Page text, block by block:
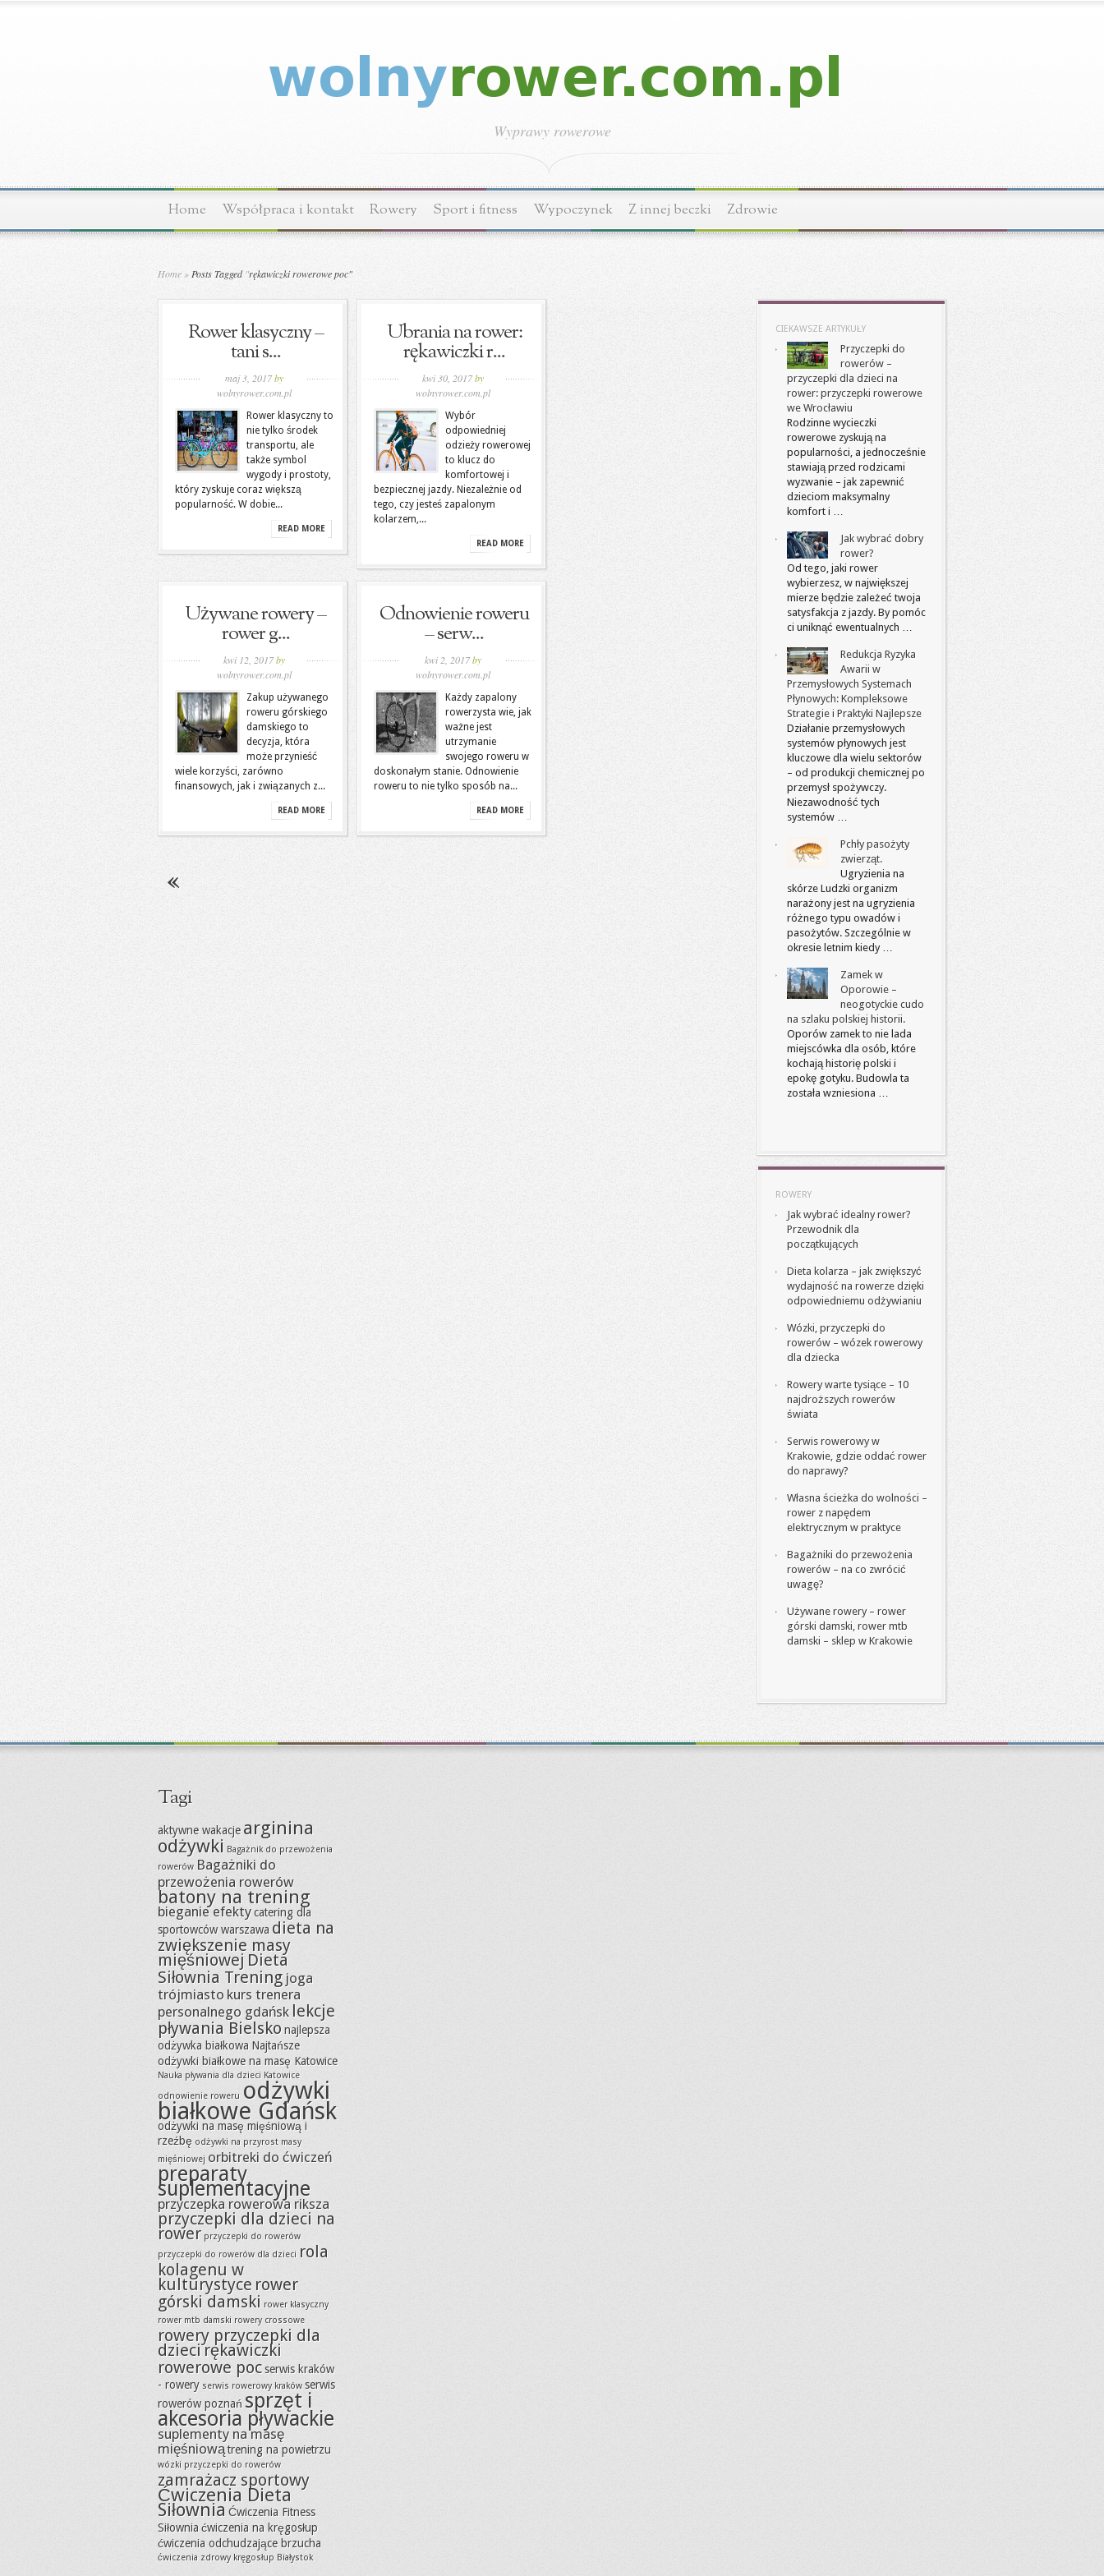
Wyprawy rowerowe
Home Współpraca i kontakt Rowery Sport i fitness Wypoczynek Z innej beczki Zdrowie
Home » Posts Tagged"rękawiczki rowerowe poc"
Rower klasyczny –
tani s...
maj 3, 2017by
wolnyrower.com.pl
Rower klasyczny to
nie tylko środek
transportu, ale
także symbol
wygody i prostoty,
który zyskuje coraz większą
popularność. W dobie...
READ MORE
Ubrania na rower:
rękawiczki r...
kwi 30, 2017by
wolnyrower.com.pl
Wybór
odpowiedniej
odzieży rowerowej
to klucz do
komfortowej i
bezpiecznej jazdy. Niezależnie od
tego, czy jesteś zapalonym
kolarzem,...
READ MORE
Używane rowery –
rower g...
kwi 12, 2017by
wolnyrower.com.pl
Zakup używanego
roweru górskiego
damskiego to
decyzja, która
może przynieść
wiele korzyści, zarówno
finansowych, jak i związanych z...
READ MORE
Odnowienie roweru
– serw...
kwi 2, 2017by
wolnyrower.com.pl
Każdy zapalony
rowerzysta wie, jak
ważne jest
utrzymanie
swojego roweru w
doskonałym stanie. Odnowienie
roweru to nie tylko sposób na...
READ MORE
CIEKAWSZE ARTYKUŁY
Przyczepki do
rowerów –
przyczepki dla dzieci na
rower: przyczepki rowerowe
we Wrocławiu
Rodzinne wycieczki
rowerowe zyskują na
popularności, a jednocześnie
stawiają przed rodzicami
wyzwanie – jak zapewnić
dzieciom maksymalny
komfort i …
Jak wybrać dobry
rower?
Od tego, jaki rower
wybierzesz, w największej
mierze będzie zależeć twoja
satysfakcja z jazdy. By pomóc
ci uniknąć ewentualnych …
Redukcja Ryzyka
Awarii w
Przemysłowych Systemach
Płynowych: Kompleksowe
Strategie i Praktyki Najlepsze
Działanie przemysłowych
systemów płynowych jest
kluczowe dla wielu sektorów
– od produkcji chemicznej po
przemysł spożywczy.
Niezawodność tych
systemów …
Pchły pasożyty
zwierząt.
Ugryzienia na
skórze Ludzki organizm
narażony jest na ugryzienia
różnego typu owadów i
pasożytów. Szczególnie w
okresie letnim kiedy …
Zamek w
Oporowie –
neogotyckie cudo
na szlaku polskiej historii.
Oporów zamek to nie lada
miejscówka dla osób, które
kochają historię polski i
epokę gotyku. Budowla ta
została wzniesiona …
ROWERY
Jak wybrać idealny rower?
Przewodnik dla
początkujących
Dieta kolarza – jak zwiększyć
wydajność na rowerze dzięki
odpowiedniemu odżywianiu
Wózki, przyczepki do
rowerów – wózek rowerowy
dla dziecka
Rowery warte tysiące – 10
najdroższych rowerów
świata
Serwis rowerowy w
Krakowie, gdzie oddać rower
do naprawy?
Własna ścieżka do wolności –
rower z napędem
elektrycznym w praktyce
Bagażniki do przewożenia
rowerów – na co zwrócić
uwagę?
Używane rowery – rower
górski damski, rower mtb
damski – sklep w Krakowie
Tagi
aktywne wakacje arginina
odżywki Bagażnik do przewożenia
rowerów Bagażniki do
przewożenia rowerów
batony na trening
bieganie efektycatering dla
sportowców warszawa dieta na
zwiększenie masy
mięśniowej Dieta
Siłownia Trening joga
trójmiasto kurs trenera
personalnego gdańsk lekcje
pływania Bielskonajlepsza
odżywka białkowa Najtańsze
odżywki białkowe na masę Katowice
Nauka pływania dla dzieci Katowice
odnowienie roweru odżywki
białkowe Gdańsk
odżywki na masę mięśniową i
rzeźbę odżywki na przyrost masy
mięśniowej orbitreki do ćwiczeń
preparaty
suplementacyjne
przyczepka rowerowa riksza
przyczepki dla dzieci na
rower przyczepki do rowerów
przyczepki do rowerów dla dzieci rola
kolagenu w
kulturystyce rower
górski damski rower klasyczny
rower mtb damski rowery crossowe
rowery przyczepki dla
dziecirękawiczki
rowerowe poc serwis kraków
- rowery serwis rowerowy kraków serwis
rowerów poznań sprzęt i
akcesoria pływackie
suplementy na masę
mięśniowątrening na powietrzu
wózki przyczepki do rowerów
zamrażacz sportowy
Ćwiczenia Dieta
SiłowniaĆwiczenia Fitness
Siłownia ćwiczenia na kręgosłup
ćwiczenia odchudzające brzucha
ćwiczenia zdrowy kręgosłup Białystok